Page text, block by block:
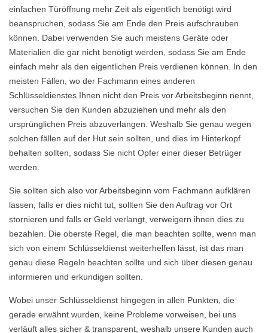
einfachen Türöffnung mehr Zeit als eigentlich benötigt wird
beanspruchen, sodass Sie am Ende den Preis aufschrauben
können. Dabei verwenden Sie auch meistens Geräte oder
Materialien die gar nicht benötigt werden, sodass Sie am Ende
einfach mehr als den eigentlichen Preis verdienen können. In den
meisten Fällen, wo der Fachmann eines anderen
Schlüsseldienstes Ihnen nicht den Preis vor Arbeitsbeginn nennt,
versuchen Sie den Kunden abzuziehen und mehr als den
ursprünglichen Preis abzuverlangen. Weshalb Sie genau wegen
solchen fällen auf der Hut sein sollten, und dies im Hinterkopf
behalten sollten, sodass Sie nicht Opfer einer dieser Betrüger
werden.
Sie sollten sich also vor Arbeitsbeginn vom Fachmann aufklären
lassen, falls er dies nicht tut, sollten Sie den Auftrag vor Ort
stornieren und falls er Geld verlangt, verweigern ihnen dies zu
bezahlen. Die oberste Regel, die man beachten sollte, wenn man
sich von einem Schlüsseldienst weiterhelfen lässt, ist das man
genau diese Regeln beachten sollte und sich über diesen genau
informieren und erkundigen sollten.
Wobei unser Schlüsseldienst hingegen in allen Punkten, die
gerade erwähnt wurden, keine Probleme vorweisen, bei uns
verläuft alles sicher & transparent, weshalb unsere Kunden auch